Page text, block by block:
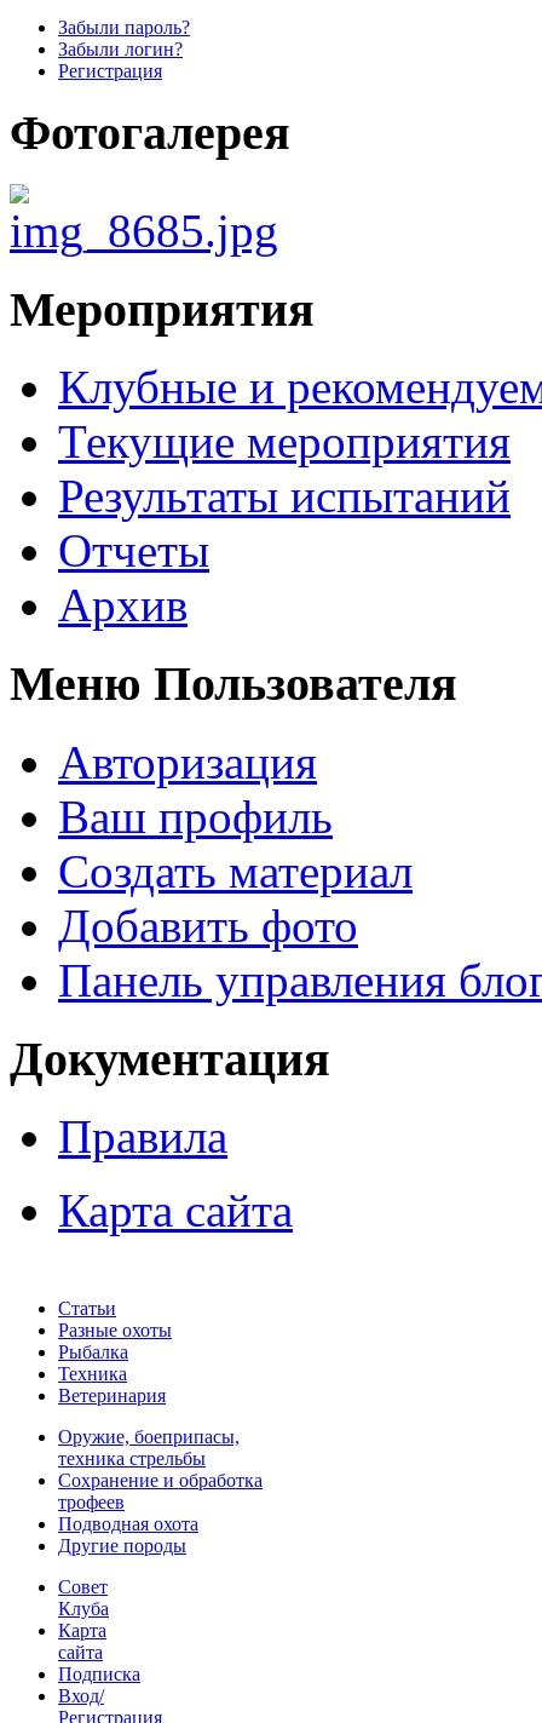
Забыли пароль?
Забыли логин?
Регистрация
Фотогалерея
Мероприятия
Клубные и
Текущие мероприятия
Результаты испытаний
Отчеты
Архив
Меню Пользователя
Авторизация
Ваш профиль
Создать материал
Добавить фото
Панель управления
Документация
Правила
Карта сайта
Статьи
Разные охоты
Рыбалка
Техника
Ветеринария
Оружие, боеприпасы,
техника стрельбы
Сохранение и обработка
трофеев
Подводная охота
Другие породы
Совет
Клуба
Карта
сайта
Подписка
Вход/
Регистрация